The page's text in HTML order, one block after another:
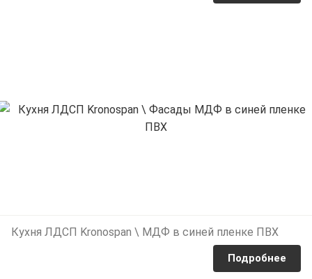
Кухня ЛДСП Kronospan \ МДФ в синей пленке ПВХ
Подробнее